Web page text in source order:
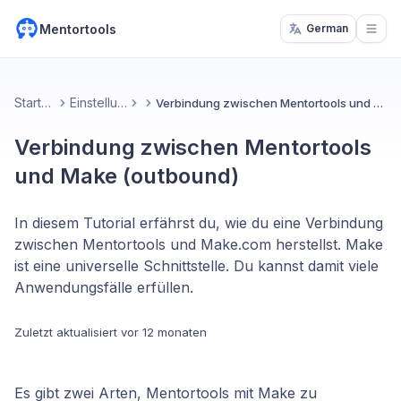
Mentortools German
Startseite Einstellungen Verbindung zwischen Mentortools und Make (outbound)
Verbindung zwischen Mentortools
und Make (outbound)
In diesem Tutorial erfährst du, wie du eine Verbindung
zwischen Mentortools und Make.com herstellst. Make
ist eine universelle Schnittstelle. Du kannst damit viele
Anwendungsfälle erfüllen.
Zuletzt aktualisiert vor 12 monaten
Es gibt zwei Arten, Mentortools mit Make zu